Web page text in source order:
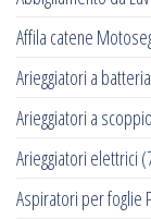
Affila catene
Arieggiatori a batteria
Arieggiatori a scoppio
Arieggiatori elettrici
Aspiratori per foglie